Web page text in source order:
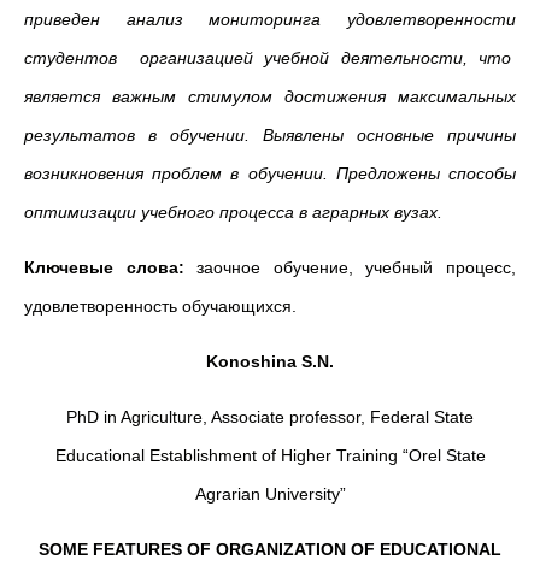
приведен анализ мониторинга удовлетворенности
студентов организацией учебной деятельности, что
является важным стимулом достижения максимальных
результатов в обучении. Выявлены основные причины
возникновения проблем в обучении. Предложены способы
оптимизации учебного процесса в аграрных вузах.
Ключевые слова:заочное обучение, учебный процесс,
удовлетворенность обучающихся.
Konoshina S.N.
PhD in Agriculture, Associate professor, Federal State
Educational Establishment of Higher Training “Orel State
Agrarian University”
SOME FEATURES OF ORGANIZATION OF EDUCATIONAL